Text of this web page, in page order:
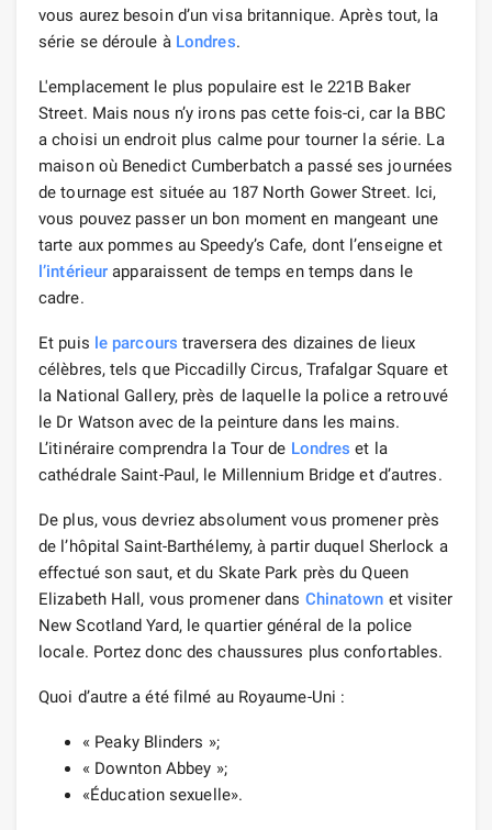
vous aurez besoin d’un visa britannique. Après tout, la
série se déroule à Londres.
L'emplacement le plus populaire est le 221B Baker
Street. Mais nous n’y irons pas cette fois-ci, car la BBC
a choisi un endroit plus calme pour tourner la série. La
maison où Benedict Cumberbatch a passé ses journées
de tournage est située au 187 North Gower Street. Ici,
vous pouvez passer un bon moment en mangeant une
tarte aux pommes au Speedy’s Cafe, dont l’enseigne et
l’intérieur apparaissent de temps en temps dans le
cadre.
Et puis le parcours traversera des dizaines de lieux
célèbres, tels que Piccadilly Circus, Trafalgar Square et
la National Gallery, près de laquelle la police a retrouvé
le Dr Watson avec de la peinture dans les mains.
L’itinéraire comprendra la Tour de Londres et la
cathédrale Saint-Paul, le Millennium Bridge et d’autres.
De plus, vous devriez absolument vous promener près
de l’hôpital Saint-Barthélemy, à partir duquel Sherlock a
effectué son saut, et du Skate Park près du Queen
Elizabeth Hall, vous promener dans Chinatown et visiter
New Scotland Yard, le quartier général de la police
locale. Portez donc des chaussures plus confortables.
Quoi d’autre a été filmé au Royaume-Uni :
« Peaky Blinders »;
« Downton Abbey »;
«Éducation sexuelle».